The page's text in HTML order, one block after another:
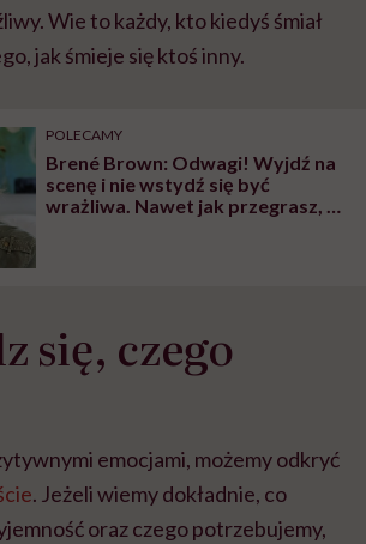
Wie to każdy, kto kiedyś śmiał
jak śmieje się ktoś inny.
POLECAMY
Brené Brown: Odwagi! Wyjdź na
scenę i nie wstydź się być
wrażliwa. Nawet jak przegrasz, to
się, czego
emocjami, możemy odkryć
. Jeżeli wiemy dokładnie, co
oraz czego potrzebujemy,